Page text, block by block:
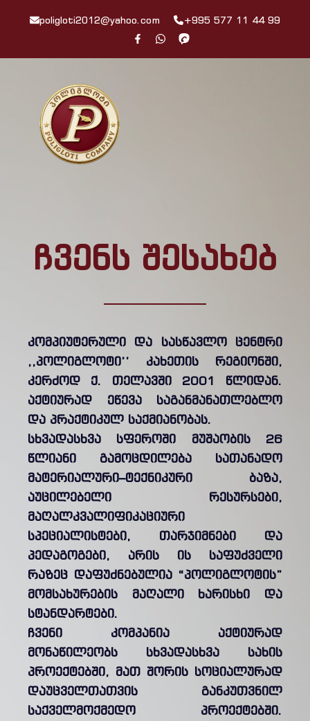
poligloti2012@yahoo.com +995 577 11 44 99
ჩვენს შესახებ
კომპიუტერული და სასწავლო ცენტრი
,,პოლიგლოტი’’ კახეთის რეგიონში,
კერძოდ ქ. თელავში 2001 წლიდან.
აქტიურად ეწევა საგანმანათლებლო
და პრაქტიკულ საქმიანობას.
სხვადასხვა სფეროში მუშაობის 26
წლიანი გამოცდილება სათანადო
მატერიალური–ტექნიკური ბაზა,
აუცილებელი რესურსები,
მაღალკვალიფიკაციური
სპეციალისტები, თარჯიმნები და
პედაგოგები, არის ის საფუძველი
რაზეც დაფუძნებულია “პოლიგლოტის”
მომსახურების მაღალი ხარისხი და
სტანდარტები.
ჩვენი კომპანია აქტიურად
მონაწილეობს სხვადასხვა სახის
პროექტებში, მათ შორის სოციალურად
დაუცველთათვის განკუთვნილ
საქველმოქმედო პროექტებში.